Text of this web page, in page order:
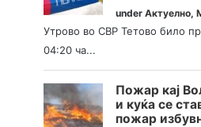
underАктуелно,
Утрово во СВР Тетово било
04:20 ча...
Пожар кај
и куќа се
пожар